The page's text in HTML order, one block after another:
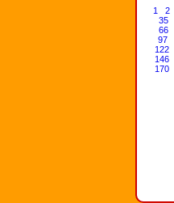
1 2
35
66
97
122
146
170